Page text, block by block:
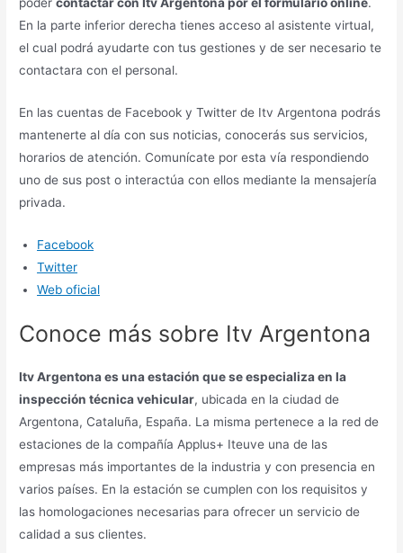
En la parte inferior derecha tienes acceso al asistente virtual,
el cual podrá ayudarte con tus gestiones y de ser necesario te
contactara con el personal.
En las cuentas de Facebook y Twitter de Itv Argentona podrás
mantenerte al día con sus noticias, conocerás sus servicios,
horarios de atención. Comunícate por esta vía respondiendo
uno de sus post o interactúa con ellos mediante la mensajería
privada.
Facebook
Twitter
Web oficial
Conoce más sobre Itv Argentona
Itv Argentona es una estación que se especializa en la
inspección técnica vehicular, ubicada en la ciudad de
Argentona, Cataluña, España. La misma pertenece a la red de
estaciones de la compañía Applus+ Iteuve una de las
empresas más importantes de la industria y con presencia en
varios países. En la estación se cumplen con los requisitos y
las homologaciones necesarias para ofrecer un servicio de
calidad a sus clientes.